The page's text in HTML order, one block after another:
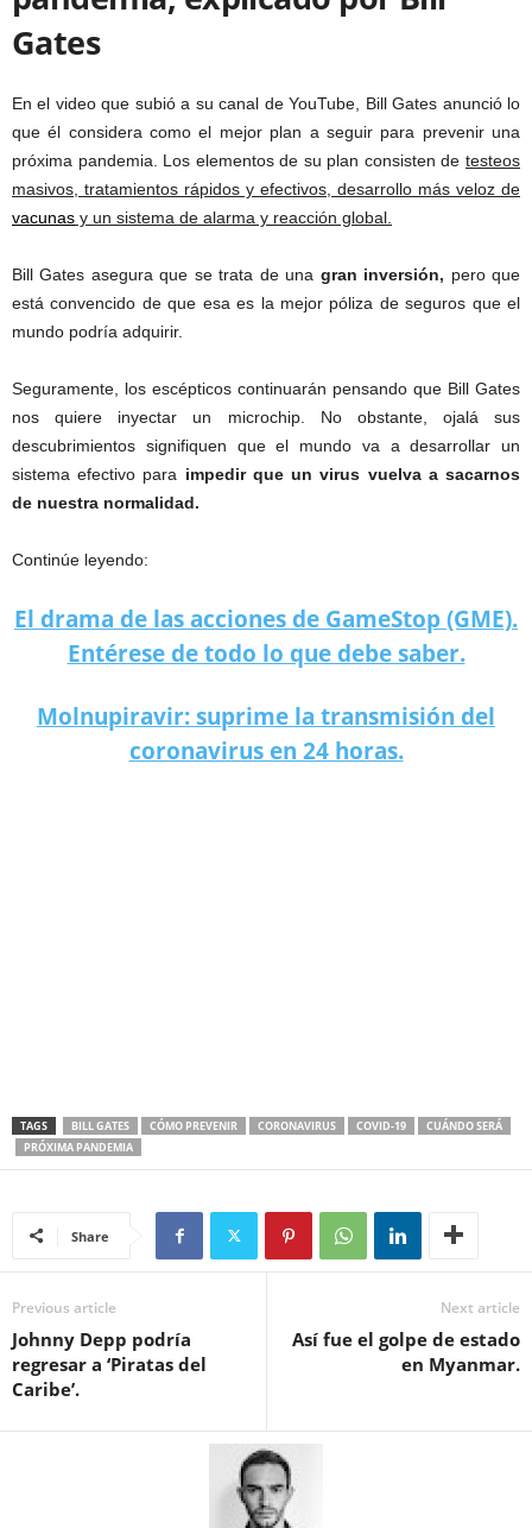
Gates
En el video que subió a su canal de YouTube, Bill Gates anunció lo
que él considera como el mejor plan a seguir para prevenir una
próxima pandemia. Los elementos de su plan consisten de testeos
masivos, tratamientos rápidos y efectivos, desarrollo más veloz de
vacunas y un sistema de alarma y reacción global.
Bill Gates asegura que se trata de una gran inversión, pero que
está convencido de que esa es la mejor póliza de seguros que el
mundo podría adquirir.
Seguramente, los escépticos continuarán pensando que Bill Gates
nos quiere inyectar un microchip. No obstante, ojalá sus
descubrimientos signifiquen que el mundo va a desarrollar un
sistema efectivo para impedir que un virus vuelva a sacarnos
de nuestra normalidad.
Continúe leyendo:
El drama de las acciones de GameStop (GME).
Entérese de todo lo que debe saber.
Molnupiravir: suprime la transmisión del
coronavirus en 24 horas.
TAGS BILL GATES CÓMO PREVENIR CORONAVIRUS COVID-19
CUÁNDO SERÁ
PRÓXIMA PANDEMIA
Share
Previous article
Johnny Depp podría
regresar a ‘Piratas del
Caribe’.
Next article
Así fue el golpe de estado
en Myanmar.